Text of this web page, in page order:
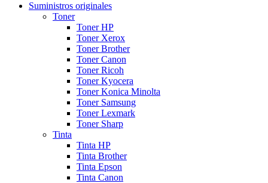
Suministros originales
Toner
Toner HP
Toner Xerox
Toner Brother
Toner Canon
Toner Ricoh
Toner Kyocera
Toner Konica Minolta
Toner Samsung
Toner Lexmark
Toner Sharp
Tinta
Tinta HP
Tinta Brother
Tinta Epson
Tinta Canon